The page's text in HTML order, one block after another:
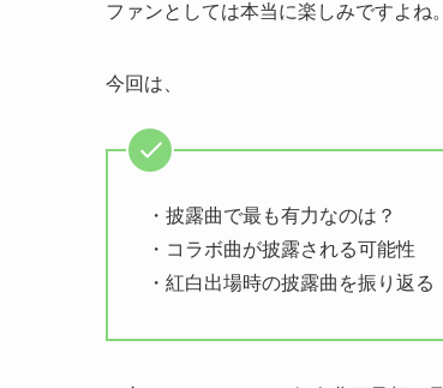
ファンとしては本当に楽しみですよね。
今回は、
・披露曲で最も有力なのは？
・コラボ曲が披露される可能性
・紅白出場時の披露曲を振り返る